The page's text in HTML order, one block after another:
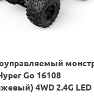
Go 16108
4WD 2.4G LED